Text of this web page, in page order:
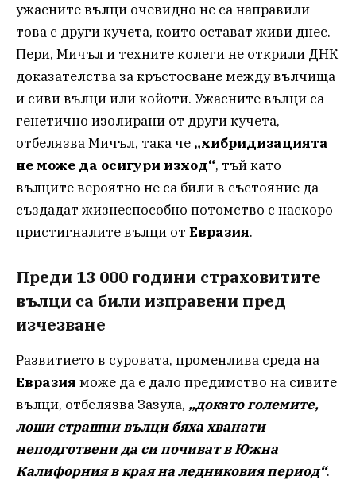
ужасните вълци очевидно не са направили
това с други кучета, които остават живи днес.
Пери, Мичъл и техните колеги не открили ДНК
доказателства за кръстосване между вълчища
и сиви вълци или койоти. Ужасните вълци са
генетично изолирани от други кучета,
отбелязва Мичъл, така че „хибридизацията
не може да осигури изход“, тъй като
вълците вероятно не са били в състояние да
създадат жизнеспособно потомство с наскоро
пристигналите вълци от Евразия.
Преди 13 000 години страховитите
вълци са били изправени пред
изчезване
Развитието в суровата, променлива среда на
Евразия може да е дало предимство на сивите
вълци, отбелязва Зазула, „докато големите,
лоши страшни вълци бяха хванати
неподготвени да си почиват в Южна
Калифорния в края на ледниковия период“.